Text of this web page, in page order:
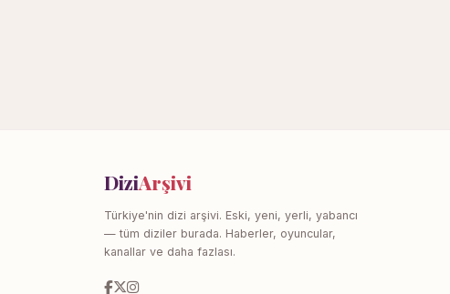
DiziArşivi
Türkiye'nin dizi arşivi. Eski, yeni, yerli, yabancı
— tüm diziler burada. Haberler, oyuncular,
kanallar ve daha fazlası.